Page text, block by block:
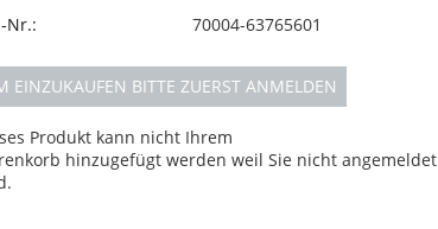
Nr.: 70004-63765601
EINZUKAUFEN BITTE ZUERST ANMELDEN
Produkt kann nicht Ihrem
hinzugefügt werden weil Sie nicht angemeldet